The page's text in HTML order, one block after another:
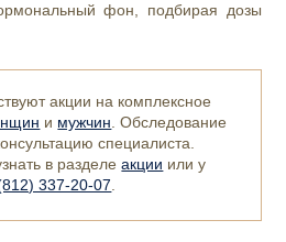
фон, подбирая дозы
акции на комплексное
и мужчин . Обследование
специалиста.
в разделеакции или у
337-20-07